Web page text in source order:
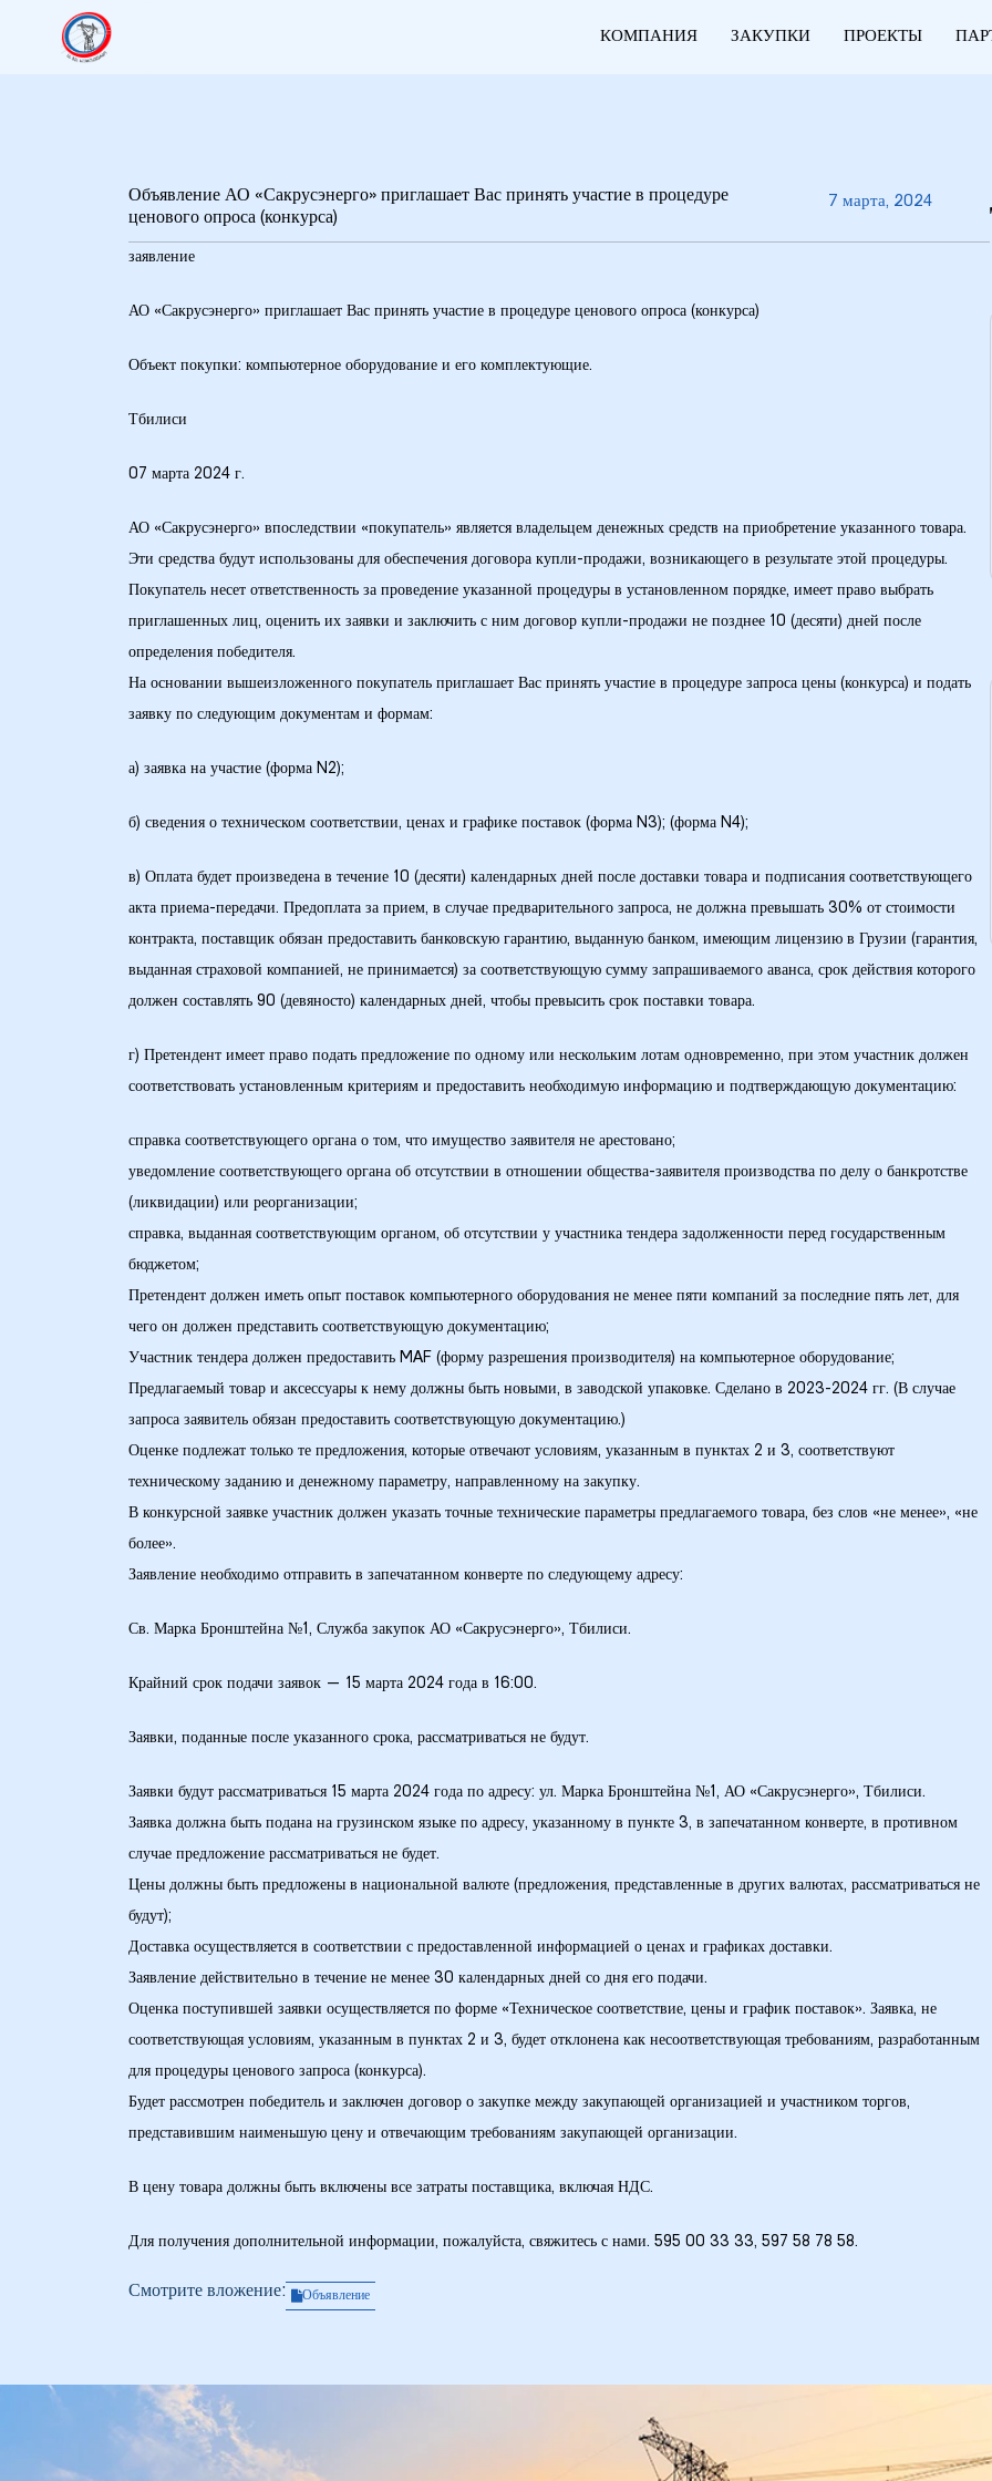
КОМПАНИЯ ЗАКУПКИ ПРОЕКТЫ
Объявление АО «Сакрусэнерго» приглашает Вас принять участие в процедуре
ценового опроса (конкурса)
7 марта, 2024
заявление
АО «Сакрусэнерго» приглашает Вас принять участие в процедуре ценового опроса (конкурса)
Объект покупки: компьютерное оборудование и его комплектующие.
Тбилиси
07 марта 2024 г.
АО «Сакрусэнерго» впоследствии «покупатель» является владельцем денежных средств на приобретение указанного товара.
Эти средства будут использованы для обеспечения договора купли-продажи, возникающего в результате этой процедуры.
Покупатель несет ответственность за проведение указанной процедуры в установленном порядке, имеет право выбрать
приглашенных лиц, оценить их заявки и заключить с ним договор купли-продажи не позднее 10 (десяти) дней после
определения победителя.
На основании вышеизложенного покупатель приглашает Вас принять участие в процедуре запроса цены (конкурса) и подать
заявку по следующим документам и формам:
а) заявка на участие (форма N2);
б) сведения о техническом соответствии, ценах и графике поставок (форма N3); (форма N4);
в) Оплата будет произведена в течение 10 (десяти) календарных дней после доставки товара и подписания соответствующего
акта приема-передачи. Предоплата за прием, в случае предварительного запроса, не должна превышать 30% от стоимости
контракта, поставщик обязан предоставить банковскую гарантию, выданную банком, имеющим лицензию в Грузии (гарантия,
выданная страховой компанией, не принимается) за соответствующую сумму запрашиваемого аванса, срок действия которого
должен составлять 90 (девяносто) календарных дней, чтобы превысить срок поставки товара.
г) Претендент имеет право подать предложение по одному или нескольким лотам одновременно, при этом участник должен
соответствовать установленным критериям и предоставить необходимую информацию и подтверждающую документацию:
справка соответствующего органа о том, что имущество заявителя не арестовано;
уведомление соответствующего органа об отсутствии в отношении общества-заявителя производства по делу о банкротстве
(ликвидации) или реорганизации;
справка, выданная соответствующим органом, об отсутствии у участника тендера задолженности перед государственным
бюджетом;
Претендент должен иметь опыт поставок компьютерного оборудования не менее пяти компаний за последние пять лет, для
чего он должен представить соответствующую документацию;
Участник тендера должен предоставить MAF (форму разрешения производителя) на компьютерное оборудование;
Предлагаемый товар и аксессуары к нему должны быть новыми, в заводской упаковке. Сделано в 2023-2024 гг. (В случае
запроса заявитель обязан предоставить соответствующую документацию.)
Оценке подлежат только те предложения, которые отвечают условиям, указанным в пунктах 2 и 3, соответствуют
техническому заданию и денежному параметру, направленному на закупку.
В конкурсной заявке участник должен указать точные технические параметры предлагаемого товара, без слов «не менее», «не
более».
Заявление необходимо отправить в запечатанном конверте по следующему адресу:
Св. Марка Бронштейна №1, Служба закупок АО «Сакрусэнерго», Тбилиси.
Крайний срок подачи заявок — 15 марта 2024 года в 16:00.
Заявки, поданные после указанного срока, рассматриваться не будут.
Заявки будут рассматриваться 15 марта 2024 года по адресу: ул. Марка Бронштейна №1, АО «Сакрусэнерго», Тбилиси.
Заявка должна быть подана на грузинском языке по адресу, указанному в пункте 3, в запечатанном конверте, в противном
случае предложение рассматриваться не будет.
Цены должны быть предложены в национальной валюте (предложения, представленные в других валютах, рассматриваться не
будут);
Доставка осуществляется в соответствии с предоставленной информацией о ценах и графиках доставки.
Заявление действительно в течение не менее 30 календарных дней со дня его подачи.
Оценка поступившей заявки осуществляется по форме «Техническое соответствие, цены и график поставок». Заявка, не
соответствующая условиям, указанным в пунктах 2 и 3, будет отклонена как несоответствующая требованиям, разработанным
для процедуры ценового запроса (конкурса).
Будет рассмотрен победитель и заключен договор о закупке между закупающей организацией и участником торгов,
представившим наименьшую цену и отвечающим требованиям закупающей организации.
В цену товара должны быть включены все затраты поставщика, включая НДС.
Для получения дополнительной информации, пожалуйста, свяжитесь с нами. 595 00 33 33, 597 58 78 58.
Смотрите вложение: Объявление